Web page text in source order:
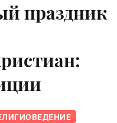
праздник